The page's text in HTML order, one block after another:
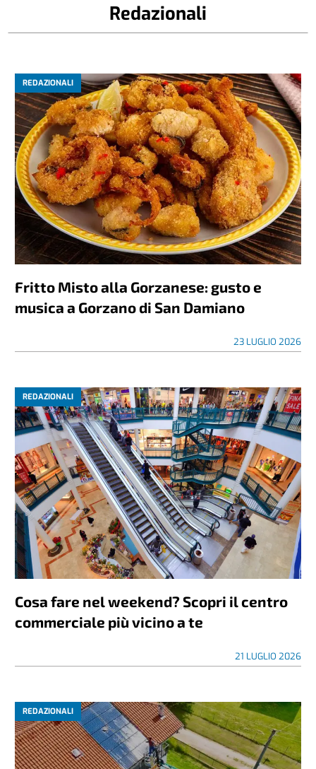
Redazionali
REDAZIONALI
Fritto Misto alla Gorzanese: gusto e
musica a Gorzano di San Damiano
23 LUGLIO 2026
REDAZIONALI
Cosa fare nel weekend? Scopri il centro
commerciale più vicino a te
21 LUGLIO 2026
REDAZIONALI